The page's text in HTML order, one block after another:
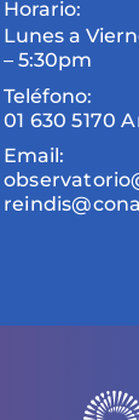
Horario:
Lunes a
– 5:30pm
Teléfono:
01 630 5170
Email: